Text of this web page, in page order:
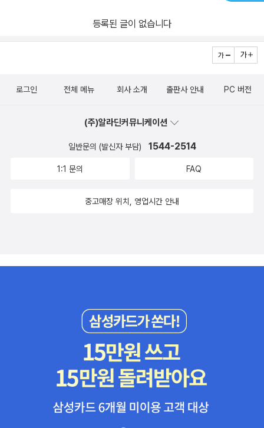
등록된 글이 없습니다
로그인 전체 메뉴 회사 소개 출판사 안내 PC 버전
(주)알라딘커뮤니케이션
일반문의 (발신자 부담) 1544-2514
1:1 문의 FAQ
중고매장 위치, 영업시간 안내